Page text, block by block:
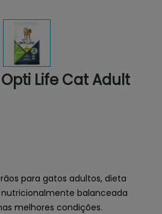
Life Cat Adult
para gatos adultos, dieta
balanceada
melhores condições.